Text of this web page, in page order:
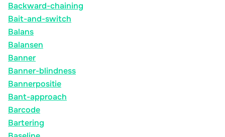
Backward-chaining
Bait-and-switch
Balans
Balansen
Banner
Banner-blindness
Bannerpositie
Bant-approach
Barcode
Bartering